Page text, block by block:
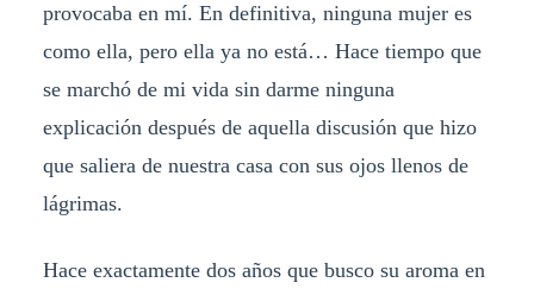
provocaba en mí. En definitiva, ninguna mujer es
como ella, pero ella ya no está… Hace tiempo que
se marchó de mi vida sin darme ninguna
explicación después de aquella discusión que hizo
que saliera de nuestra casa con sus ojos llenos de
lágrimas.
Hace exactamente dos años que busco su aroma en